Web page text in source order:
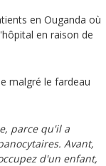
en Ouganda où
en raison de
malgré le fardeau
parce qu'il a
Avant,
d'un enfant,